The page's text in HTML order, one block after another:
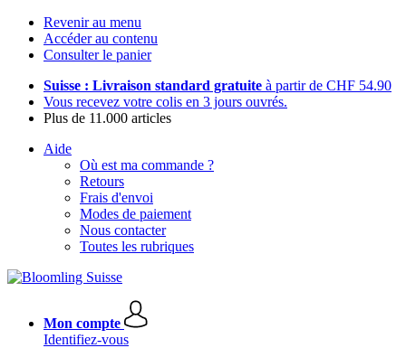
Revenir au menu
Accéder au contenu
Consulter le panier
Suisse : Livraison standard gratuite à partir de CHF 54.90
Vous recevez votre colis en 3 jours ouvrés.
Plus de 11.000 articles
Aide
Où est ma commande ?
Retours
Frais d'envoi
Modes de paiement
Nous contacter
Toutes les rubriques
Mon compte
Identifiez-vous